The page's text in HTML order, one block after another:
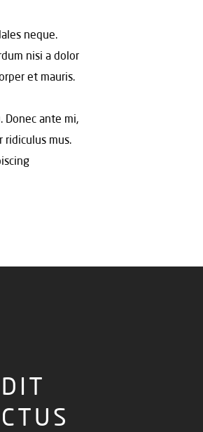
neque.
nisi a dolor
et mauris.
Donec ante mi,
ridiculus mus.